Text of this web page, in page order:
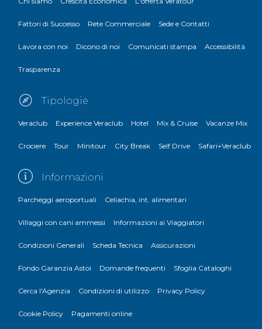
Fattori di Successo Rete Commerciale Sede e Contatti
Lavora con noi Dicono di noi Comunicati stampa Accessibilità
Trasparenza
Tipologie
Veraclub Experience Veraclub Hotel Mix & Cruise Vacanze Mix
Crociere Tour Minitour City Break Self Drive Safari+Veraclub
Informazioni
Parcheggi aeroportuali Celiachia, int. alimentari
Villaggi con cani ammessi Informazioni ai Viaggiatori
Condizioni Generali Scheda Tecnica Assicurazioni
Fondo Garanzia Astoi Domande frequenti Sfoglia Cataloghi
Cerca l'Agenzia Condizioni di utilizzo Privacy Policy
Cookie Policy Pagamenti online